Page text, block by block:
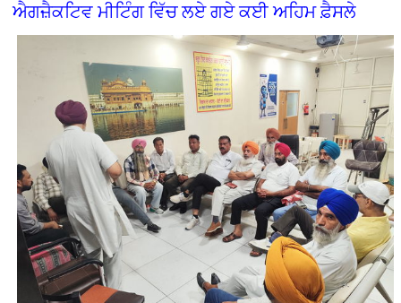
ਐਗਜ਼ੈਕਟਿਵ ਮੀਟਿੰਗ ਵਿੱਚ ਲਏ ਗਏ ਕਈ ਅਹਿਮ ਫ਼ੈਸਲੇ